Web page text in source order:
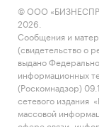
динамикой) в
текущей
региона с
• Насколько
потенциал
регионами
© ООО
2026.
Сообщения и
(свидетельство о
выдано
информационных
(Роскомнадзор)
сетевого издания
массовой